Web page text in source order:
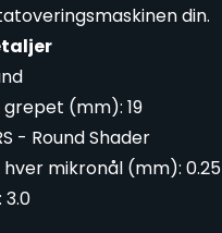
din.
(mm): 19
- Round Shader
mikronål (mm): 0.25